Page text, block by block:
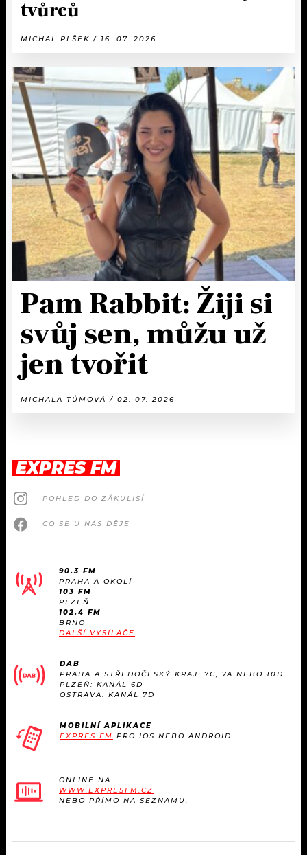
tvůrců
MICHAL PLŠEK / 16. 07. 2026
Pam Rabbit: Žiji si
svůj sen, můžu už
jen tvořit
MICHALA TŮMOVÁ / 02. 07. 2026
EXPRES FM
POHLED DO ZÁKULISÍ
CO SE U NÁS DĚJE
90.3 FM
PRAHA A OKOLÍ
103 FM
PLZEŇ
102.4 FM
BRNO
DALŠÍ VYSÍLAČE
DAB
PRAHA A STŘEDOČESKÝ KRAJ: 7C, 7A NEBO 10D
PLZEŇ: KANÁL 6D
OSTRAVA: KANÁL 7D
MOBILNÍ APLIKACE
EXPRES FM PRO IOS NEBO ANDROID.
ONLINE NA
WWW.EXPRESFM.CZ
NEBO PŘÍMO NA SEZNAMU.